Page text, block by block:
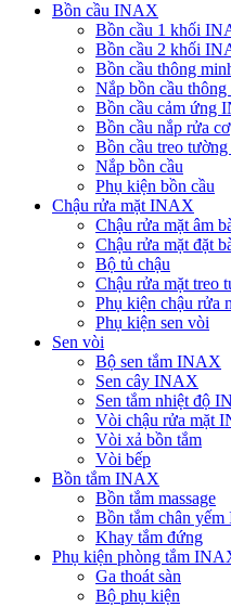
Bồn cầu INAX
Bồn cầu 1 khối
Bồn cầu 2 khối
Bồn cầu thông
Nắp bồn cầu
Bồn cầu cảm ứng
Bồn cầu nắp rửa cơ
Bồn cầu treo
Nắp bồn cầu
Phụ kiện bồn cầu
Chậu rửa mặt INAX
Chậu rửa mặt âm
Chậu rửa mặt đặt
Bộ tủ chậu
Chậu rửa mặt treo
Phụ kiện chậu rửa
Phụ kiện sen vòi
Sen vòi
Bộ sen tắm INAX
Sen cây INAX
Sen tắm nhiệt độ
Vòi chậu rửa mặt
Vòi xả bồn tắm
Vòi bếp
Bồn tắm INAX
Bồn tắm massage
Bồn tắm chân
Khay tắm đứng
Phụ kiện phòng tắm
Ga thoát sàn
Bộ phụ kiện